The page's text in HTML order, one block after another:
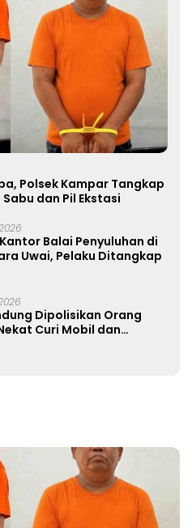
Polsek Kampar Tangkap
dan Pil Ekstasi
Balai Penyuluhan di
Uwai, Pelaku Ditangkap
Dipolisikan Orang
Curi Mobil dan